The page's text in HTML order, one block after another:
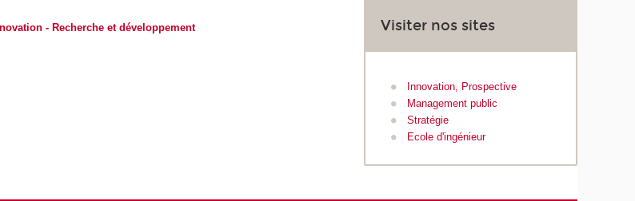
- Recherche et développement Visiter nos sites
Innovation, Prospective
Management public
Stratégie
Ecole d'ingénieur